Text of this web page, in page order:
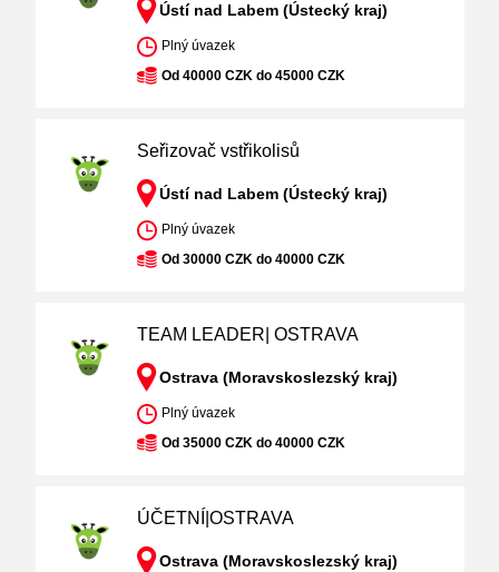
Ústí nad Labem (Ústecký kraj)
Plný úvazek
Od 40000 CZK do 45000 CZK
Seřizovač vstřikolisů
Ústí nad Labem (Ústecký kraj)
Plný úvazek
Od 30000 CZK do 40000 CZK
TEAM LEADER| OSTRAVA
Ostrava (Moravskoslezský kraj)
Plný úvazek
Od 35000 CZK do 40000 CZK
ÚČETNÍ|OSTRAVA
Ostrava (Moravskoslezský kraj)